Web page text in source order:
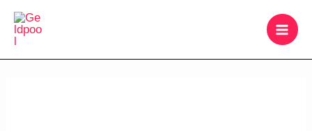
Zum
Inhalt
springen